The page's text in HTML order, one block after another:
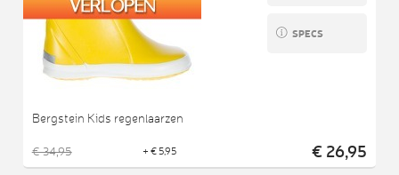
SPECS
Bergstein Kids regenlaarzen
€ 34,95 + € 5,95 € 26,95